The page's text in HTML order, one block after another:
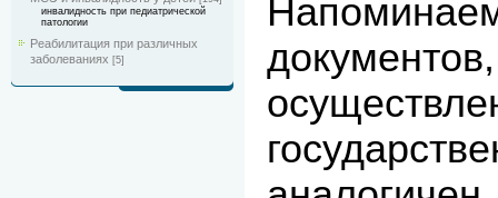
инвалидность при педиатрической
патологии
Реабилитация при различных
заболеваниях [5]